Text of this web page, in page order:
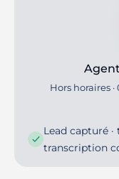
Hors horaires
Lead capturé ·
transcription